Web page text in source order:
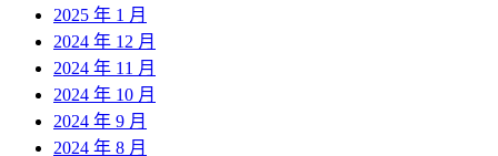
2025 年 1 月
2024 年 12 月
2024 年 11 月
2024 年 10 月
2024 年 9 月
2024 年 8 月